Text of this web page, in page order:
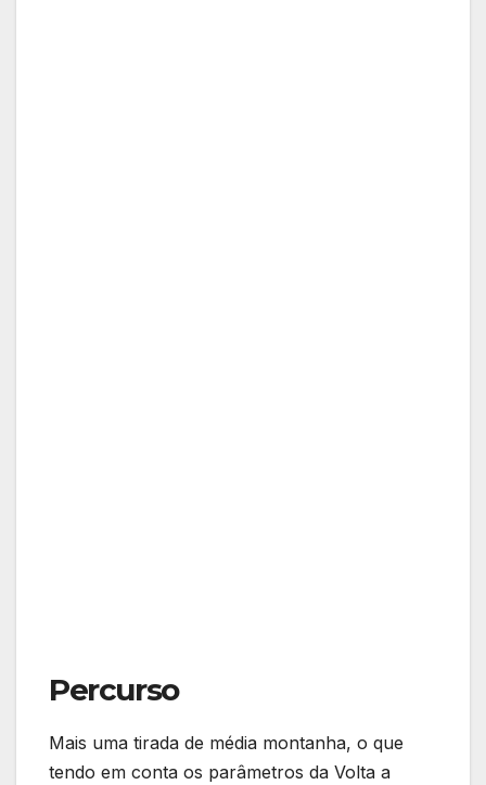
Percurso
Mais uma tirada de média montanha, o que
tendo em conta os parâmetros da Volta a